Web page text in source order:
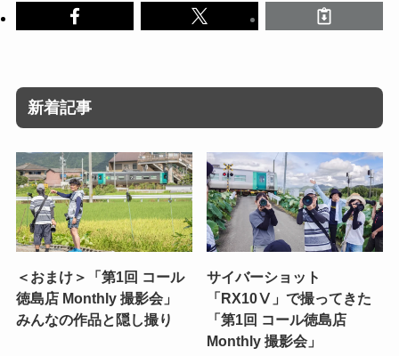
新着記事
＜おまけ＞「第1回 コール
徳島店 Monthly 撮影会」
みんなの作品と隠し撮り
サイバーショット
「RX10Ⅴ」で撮ってきた
「第1回 コール徳島店
Monthly 撮影会」